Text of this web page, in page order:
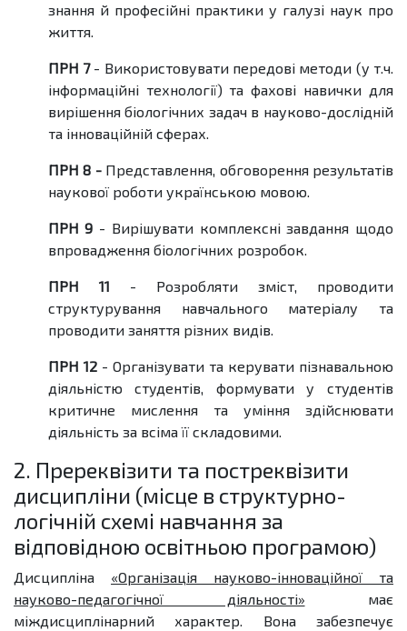
знання й професійні практики у галузі наук про
життя.
ПРН 7 - Використовувати передові методи (у т.ч.
інформаційні технології) та фахові навички для
вирішення біологічних задач в науково-дослідній
та інноваційній сферах.
ПРН 8 -Представлення, обговорення результатів
наукової роботи українською мовою.
ПРН 9 - Вирішувати комплексні завдання щодо
впровадження біологічних розробок.
ПРН 11 - Розробляти зміст, проводити
структурування навчального матеріалу та
проводити заняття різних видів.
ПРН 12- Організувати та керувати пізнавальною
діяльністю студентів, формувати у студентів
критичне мислення та уміння здійснювати
діяльність за всіма її складовими.
2. Пререквізити та постреквізити
дисципліни (місце в структурно-
логічній схемі навчання за
відповідною освітньою програмою)
Дисципліна «Організація науково-інноваційної та
науково-педагогічної діяльності» має
міждисциплінарний характер. Вона забезпечує